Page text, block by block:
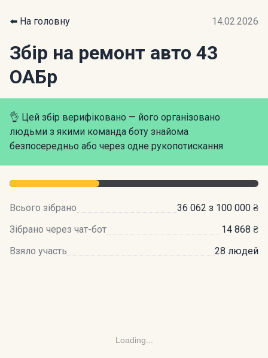
⬅️ На головну 14.02.2026
Збір на ремонт авто 43
ОАБр
👌 Цей збір верифіковано — його організовано
людьми з якими команда боту знайома
безпосередньо або через одне рукопотискання
Всього зібрано
36 062 з 100 000 ₴
Зібрано через чат-бот
14 868 ₴
Взяло участь
28 людей
Loading...